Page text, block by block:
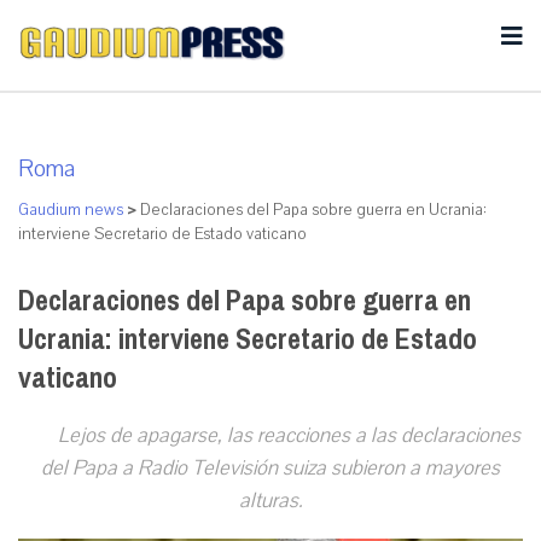
Roma
Gaudium news > Declaraciones del Papa sobre guerra en Ucrania:
interviene Secretario de Estado vaticano
Declaraciones del Papa sobre guerra en
Ucrania: interviene Secretario de Estado
vaticano
Lejos de apagarse, las reacciones a las declaraciones
del Papa a Radio Televisión suiza subieron a mayores
alturas.